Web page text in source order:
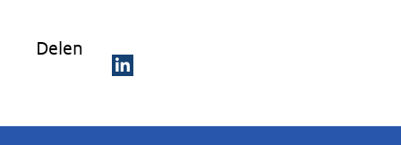
(verwijst
Delen
e